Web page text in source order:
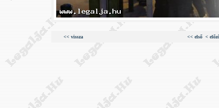
<< vissza << első <